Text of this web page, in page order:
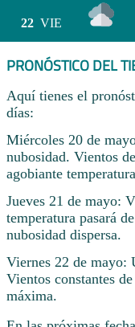
22 VIE
PRONÓSTICO DEL
Aquí tienes el
días:
Miércoles 20 de
nubosidad. Vientos
agobiante
Jueves 21 de mayo:
temperatura pasará
nubosidad dispersa.
Viernes 22 de mayo:
Vientos constantes
máxima.